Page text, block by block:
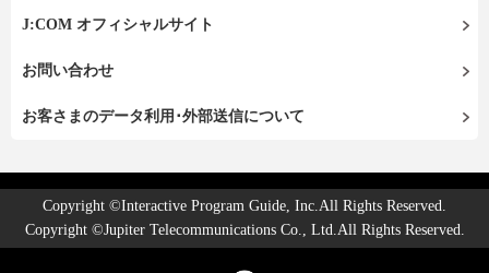
J:COM オフィシャルサイト
お問い合わせ
お客さまのデータ利用･外部送信について
Copyright ©Interactive Program Guide, Inc.All Rights Reserved.
Copyright ©Jupiter Telecommunications Co., Ltd.All Rights Reserved.